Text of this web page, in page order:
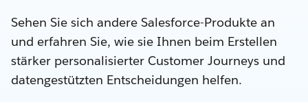
Sehen Sie sich andere Salesforce-Produkte an
und erfahren Sie, wie sie Ihnen beim Erstellen
stärker personalisierter Customer Journeys und
datengestützten Entscheidungen helfen.